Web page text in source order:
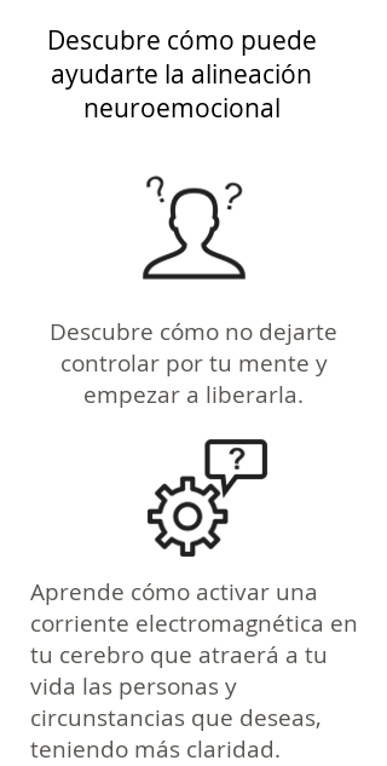
Descubre cómo puede
ayudarte la alineación
neuroemocional
Descubre cómo no dejarte
controlar por tu mente y
empezar a liberarla.
Aprende cómo activar una
corriente electromagnética en
tu cerebro que atraerá a tu
vida las personas y
circunstancias que deseas,
teniendo más claridad.